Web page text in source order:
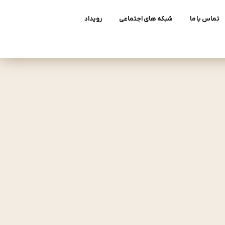
تماس با ما شبکه های اجتماعی رویداد